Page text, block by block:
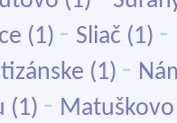
(1) - Sliač (1) -
(1) -
(1) - Matuškovo